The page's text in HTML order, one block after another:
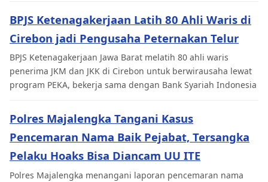
BPJS Ketenagakerjaan Latih 80 Ahli Waris di
Cirebon jadi Pengusaha Peternakan Telur
BPJS Ketenagakerjaan Jawa Barat melatih 80 ahli waris
penerima JKM dan JKK di Cirebon untuk berwirausaha lewat
program PEKA, bekerja sama dengan Bank Syariah Indonesia
Polres Majalengka Tangani Kasus
Pencemaran Nama Baik Pejabat, Tersangka
Pelaku Hoaks Bisa Diancam UU ITE
Polres Majalengka menangani laporan pencemaran nama